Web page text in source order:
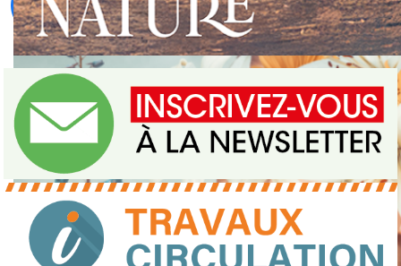
Journée du patrimoine 2026